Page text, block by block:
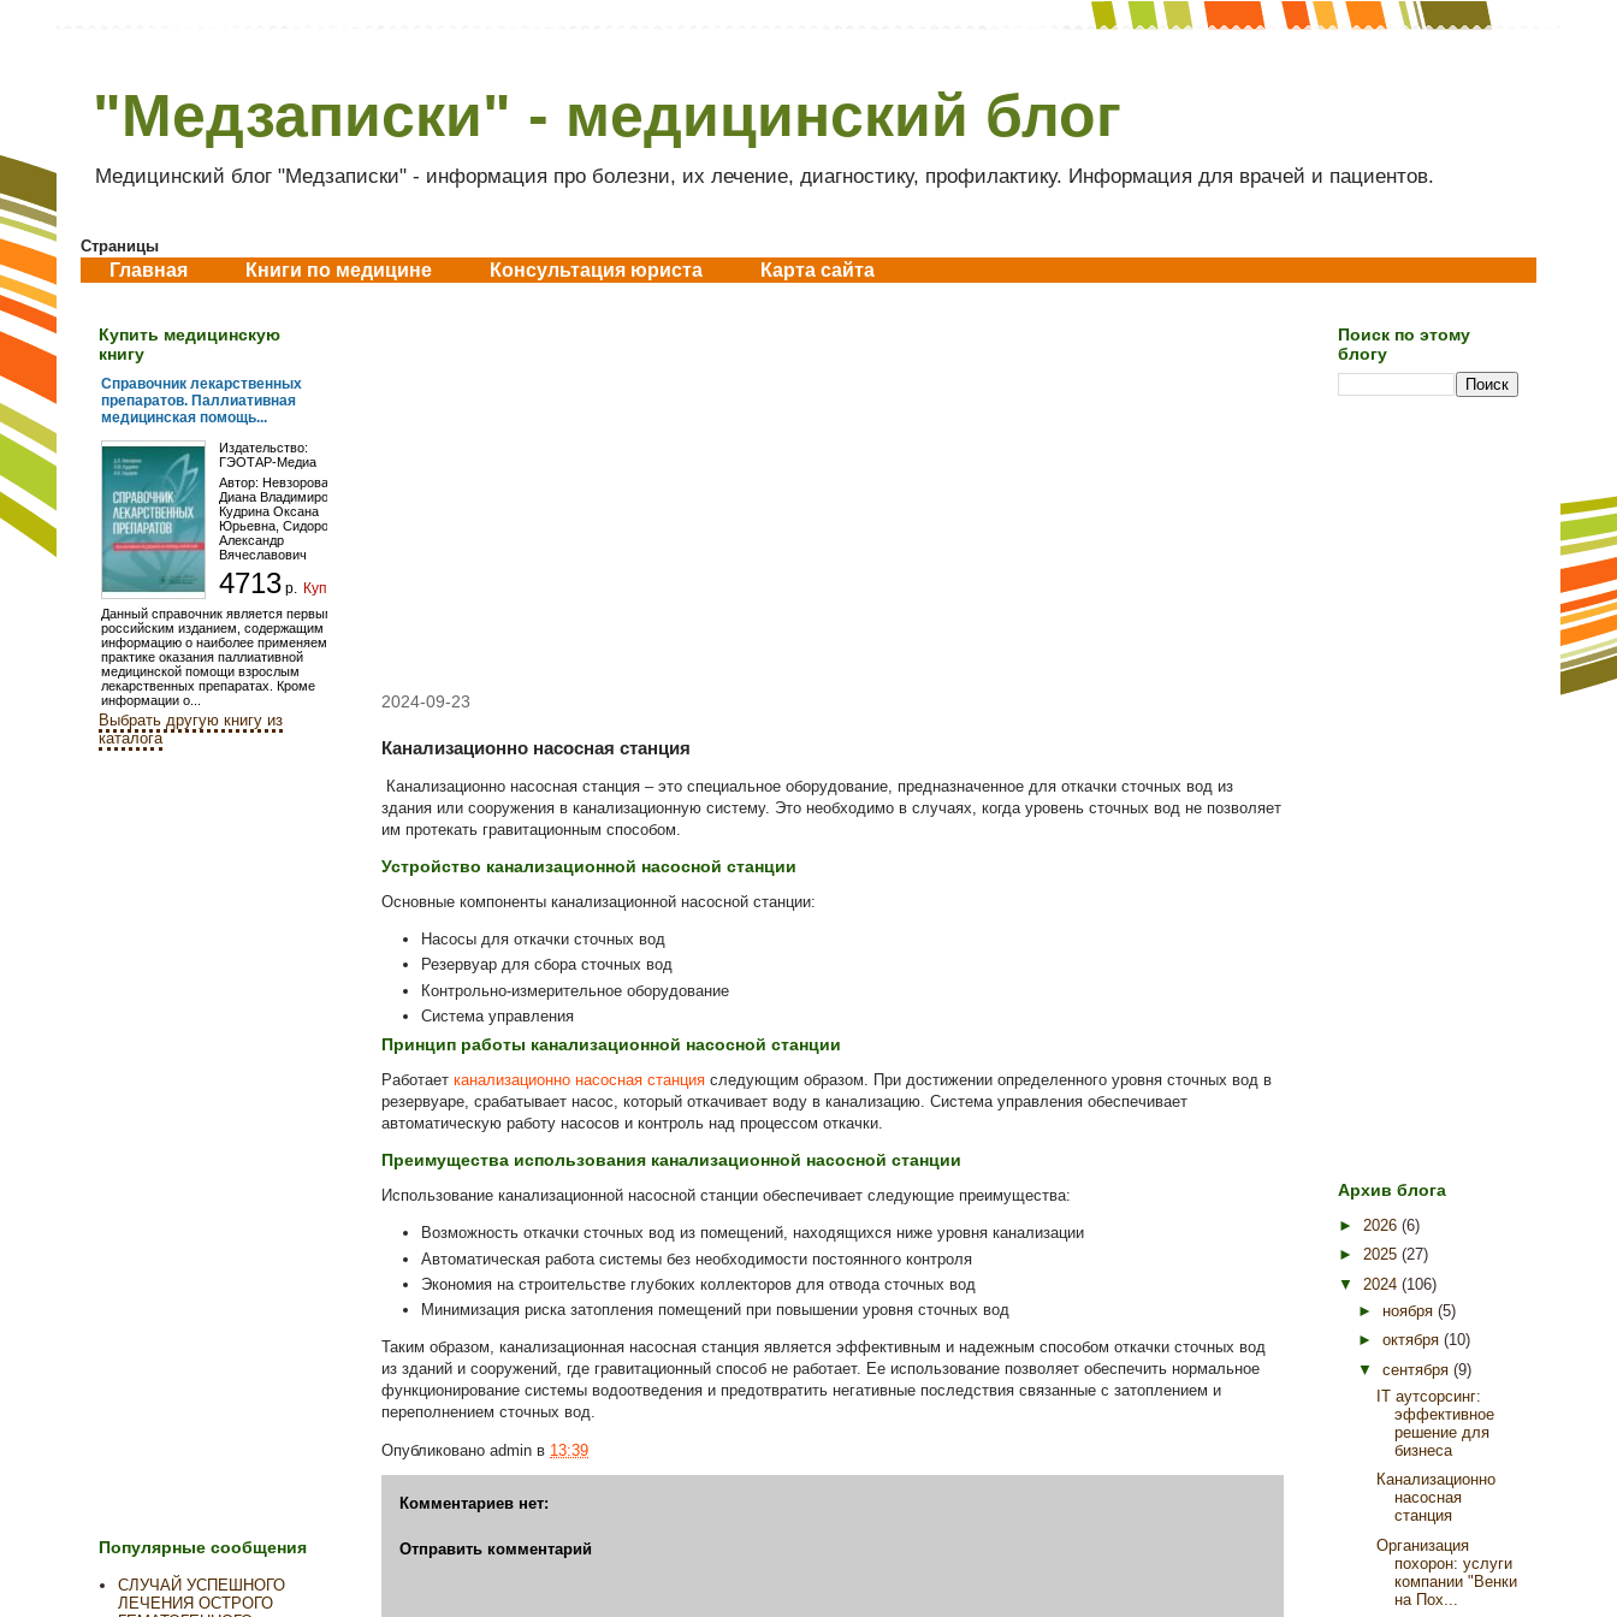
"Медзаписки" - медицинский блог
Медицинский блог "Медзаписки" - информация про болезни, их лечение, диагностику, профилактику. Информация для врачей и пациентов.
Страницы
Главная Книги по медицине Консультация юриста Карта сайта
2024-09-23
Канализационно насосная станция
Канализационно насосная станция – это специальное оборудование, предназначенное для откачки сточных вод из
здания или сооружения в канализационную систему. Это необходимо в случаях, когда уровень сточных вод не позволяет
им протекать гравитационным способом.
Устройство канализационной насосной станции
Основные компоненты канализационной насосной станции:
Насосы для откачки сточных вод
Резервуар для сбора сточных вод
Контрольно-измерительное оборудование
Система управления
Принцип работы канализационной насосной станции
Работает канализационно насосная станция следующим образом. При достижении определенного уровня сточных вод в
резервуаре, срабатывает насос, который откачивает воду в канализацию. Система управления обеспечивает
автоматическую работу насосов и контроль над процессом откачки.
Преимущества использования канализационной насосной станции
Использование канализационной насосной станции обеспечивает следующие преимущества:
Возможность откачки сточных вод из помещений, находящихся ниже уровня канализации
Автоматическая работа системы без необходимости постоянного контроля
Экономия на строительстве глубоких коллекторов для отвода сточных вод
Минимизация риска затопления помещений при повышении уровня сточных вод
Таким образом, канализационная насосная станция является эффективным и надежным способом откачки сточных вод
из зданий и сооружений, где гравитационный способ не работает. Ее использование позволяет обеспечить нормальное
функционирование системы водоотведения и предотвратить негативные последствия связанные с затоплением и
переполнением сточных вод.
Опубликовано admin в 13:39
Комментариев нет:
Отправить комментарий
Купить медицинскую
книгу
Справочник лекарственных
препаратов. Паллиативная
медицинская помощь...
Издательство:
ГЭОТАР-Медиа
Автор: Невзорова
Диана Владимировна
Кудрина Оксана
Юрьевна Сидоров
Александр
Вячеславович
4713 р. Купить
Данный справочник является первым
российским изданием, содержащим
информацию о наиболее применяемых в
практике оказания паллиативной
медицинской помощи взрослым
лекарственных препаратах. Кроме
информации о...
Выбрать другую книгу из
каталога
Популярные сообщения
СЛУЧАЙ УСПЕШНОГО
ЛЕЧЕНИЯ ОСТРОГО
Поиск по этому
блогу
Архив блога
► 2026 (6)
► 2025 (27)
▼ 2024 (106)
► ноября (5)
► октября (10)
▼ сентября (9)
IT аутсорсинг:
эффективное
решение для
бизнеса
Канализационно
насосная
станция
Организация
похорон: услуги
компании "Венки
на Пох...